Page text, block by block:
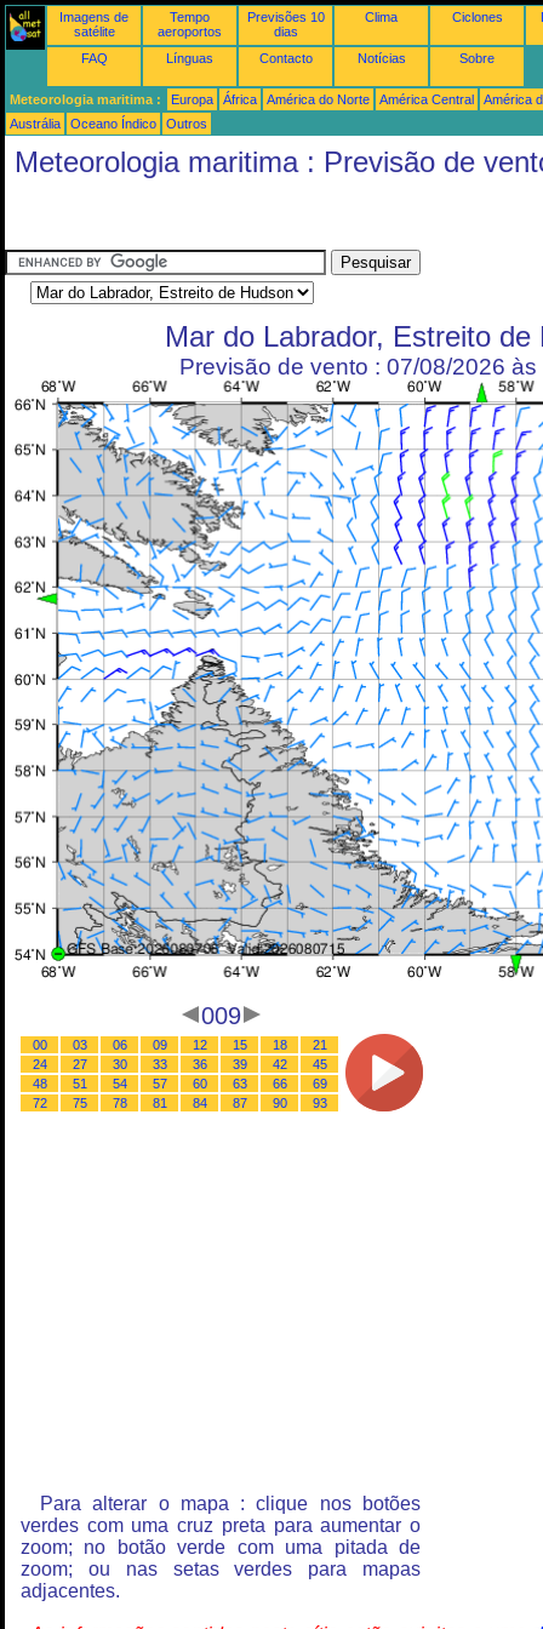
Imagens de
satélite
Tempo
aeroportos
Previsões 10
dias
Clima Ciclones
FAQ Línguas Contacto Notícias Sobre
Meteorologia maritima : Europa África América do Norte América Central
América
Austrália
Oceano Índico Outros
Meteorologia maritima : Previsão de
Mar do Labrador, Estreito de
Previsão de vento : 07/08/2026 às
009
00 03 06 09 12 15 18
21
24
27 30 33 36 39 42
45
48
51 54 57 60 63 66
69
72
75 78 81 84 87 90 93
Para alterar o mapa : clique nos botões
verdes com uma cruz preta para aumentar o
zoom; no botão verde com uma pitada de
zoom; ou nas setas verdes para mapas
adjacentes.